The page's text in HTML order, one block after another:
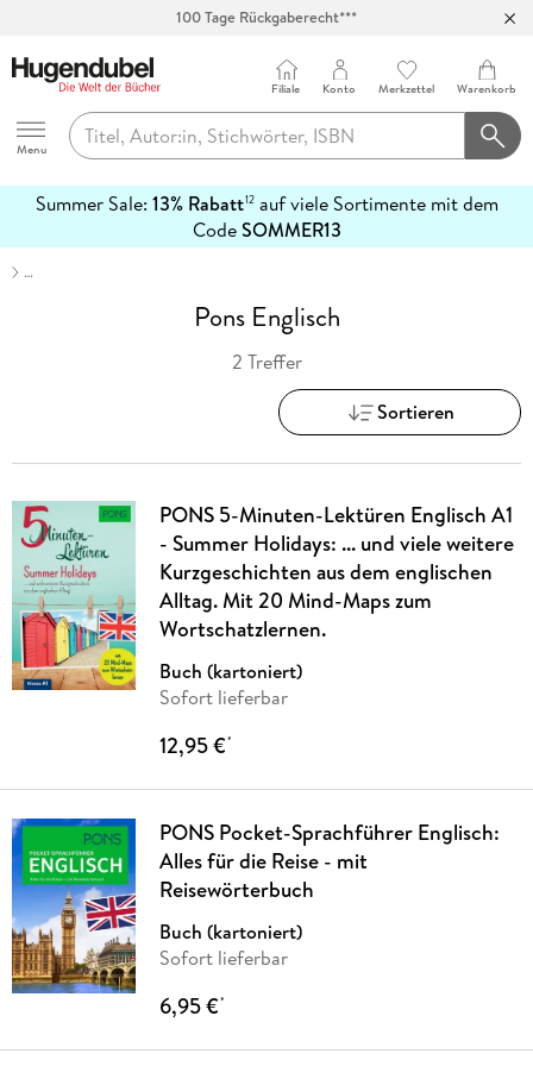
100 Tage Rückgaberecht***
Hugendubel
Menu
Filiale Konto Merkzettel Warenkorb
Summer Sale: 13% Rabatt12auf viele Sortimente mit dem
CodeSOMMER13
erfahren
…
Pons Englisch
2 Treffer
Sortieren
PONS 5-Minuten-Lektüren Englisch A1
- Summer Holidays: ... und viele weitere
Kurzgeschichten aus dem englischen
Alltag. Mit 20 Mind-Maps zum
Wortschatzlernen.
Buch (kartoniert)
Sofort lieferbar
12,95 €*
PONS Pocket-Sprachführer Englisch:
Alles für die Reise - mit
Reisewörterbuch
Buch (kartoniert)
Sofort lieferbar
6,95 €*